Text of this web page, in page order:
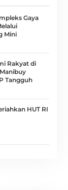
Gaya
Mini
Rakyat di
Tangguh
HUT RI